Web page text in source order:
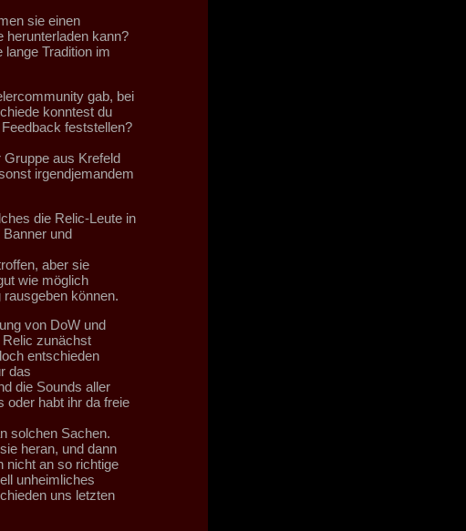
sie einen
kann?
Tradition im
gab, bei
konntest du
feststellen?
aus Krefeld
irgendjemandem
die Relic-Leute in
und
aber sie
wie möglich
können.
von DoW und
zunächst
entschieden
das
die Sounds aller
oder habt ihr da freie
solchen Sachen.
heran, und dann
nicht an so richtige
unheimliches
uns letzten